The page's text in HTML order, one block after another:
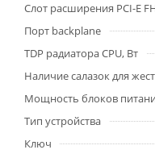
Слот расширения PCI-E
Порт backplane
TDP радиатора CPU, Вт
Наличие салазок для
Мощность блоков
Тип устройства
Ключ